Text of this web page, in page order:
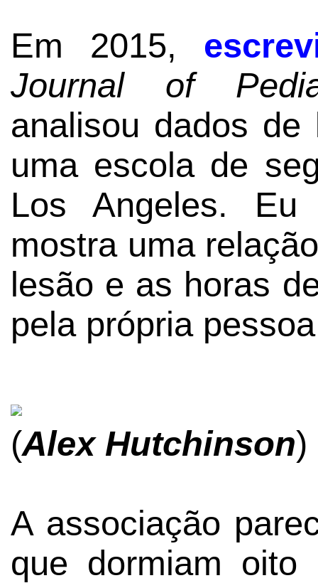
Em 2015,
Journal of
analisou dados
uma escola de
Los Angeles.
mostra uma
lesão e as horas
pela própria
(Alex Hutchinson)
A associação
que dormiam